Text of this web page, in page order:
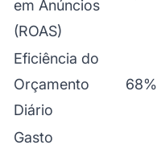
em Anúncios
(ROAS)
Eficiência do
Orçamento
Diário
68%
Gasto